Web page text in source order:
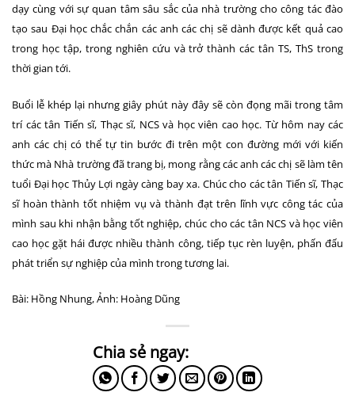
dạy cùng với sự quan tâm sâu sắc của nhà trường cho công tác đào
tạo sau Đại học chắc chắn các anh các chị sẽ dành được kết quả cao
trong học tập, trong nghiên cứu và trở thành các tân TS, ThS trong
thời gian tới.
Buổi lễ khép lại nhưng giây phút này đây sẽ còn đọng mãi trong tâm
trí các tân Tiến sĩ, Thạc sĩ, NCS và học viên cao học. Từ hôm nay các
anh các chị có thể tự tin bước đi trên một con đường mới với kiến
thức mà Nhà trường đã trang bị, mong rằng các anh các chị sẽ làm tên
tuổi Đại học Thủy Lợi ngày càng bay xa. Chúc cho các tân Tiến sĩ, Thạc
sĩ hoàn thành tốt nhiệm vụ và thành đạt trên lĩnh vực công tác của
mình sau khi nhận bằng tốt nghiệp, chúc cho các tân NCS và học viên
cao học gặt hái được nhiều thành công, tiếp tục rèn luyện, phấn đấu
phát triển sự nghiệp của mình trong tương lai.
Bài: Hồng Nhung, Ảnh: Hoàng Dũng